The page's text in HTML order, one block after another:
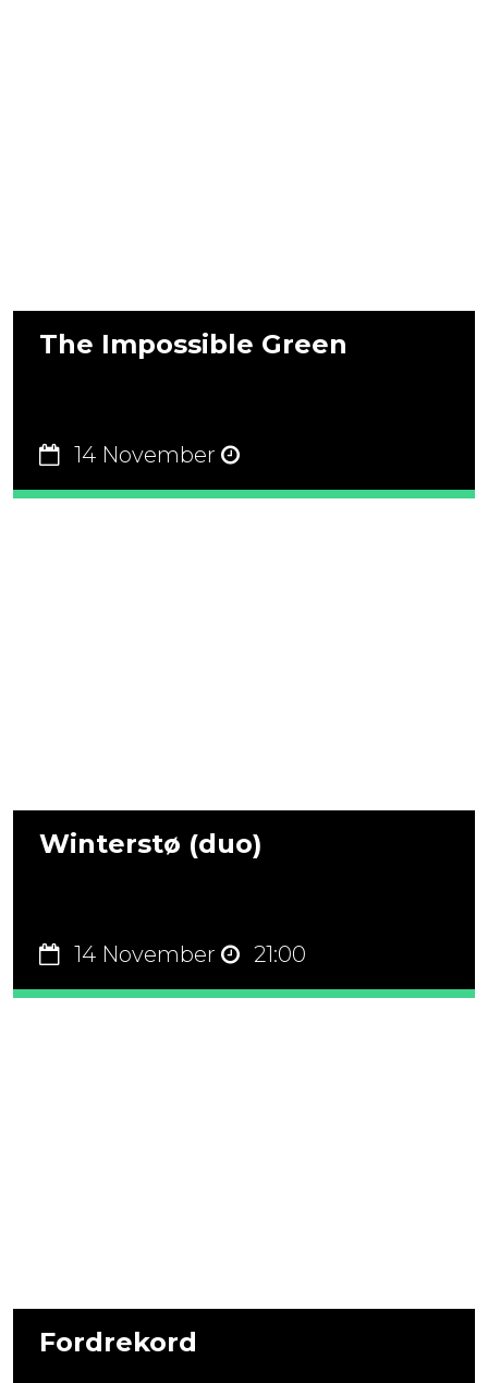
The Impossible Green
14 November
Winterstø (duo)
14 November 21:00
Fordrekord